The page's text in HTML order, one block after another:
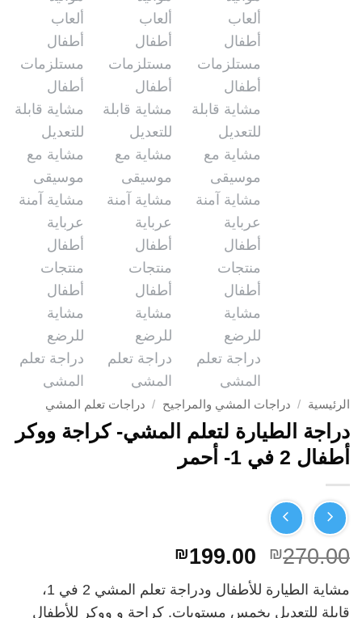
الرئيسية / دراجات المشي والمراجيح / دراجات تعلم المشي
دراجة الطيارة لتعلم المشي- كراجة ووكر
أطفال 2 في 1- أحمر
₪270.00
السعر
الأصلي
هو:
₪199.00 السعر
الحالي
هو:
مشاية الطيارة للأطفال ودراجة تعلم المشي 2 في 1،
قابلة للتعديل بخمس مستويات. كراجة و ووكر للأطفال